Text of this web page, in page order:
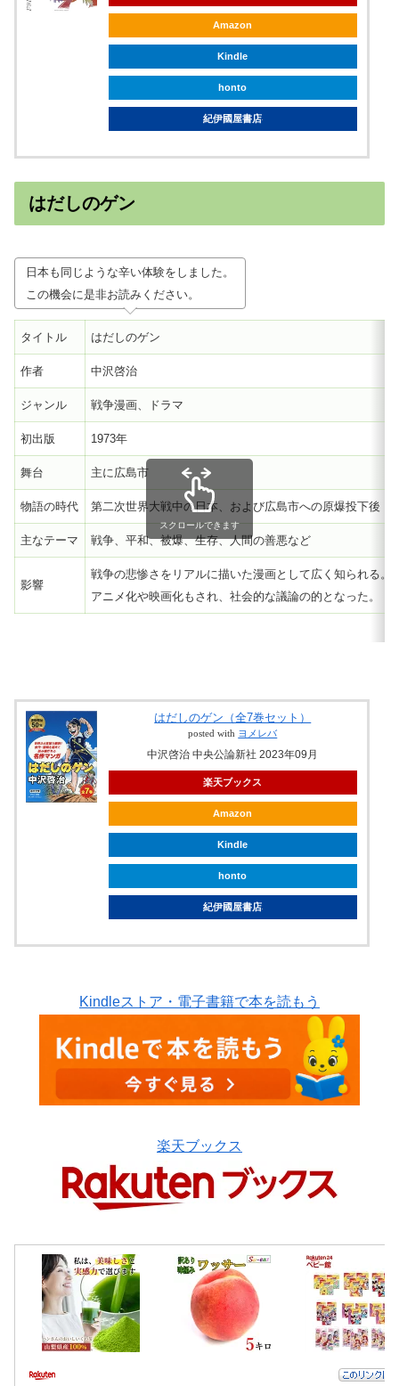
Amazon
Kindle
honto
紀伊國屋書店
はだしのゲン
日本も同じような辛い体験をしました。
この機会に是非お読みください。
タイトル はだしのゲン
作者 中沢啓治
ジャンル 戦争漫画、ドラマ
初出版 1973年
舞台 主に広島市
物語の時代 第二次世界大戦中の日本、および広島市への原爆投下後
主なテーマ 戦争、平和、被爆、生存、人間の善悪など
影響
戦争の悲惨さをリアルに描いた漫画として広く知られる。
アニメ化や映画化もされ、社会的な議論の的となった。
スクロールできます
はだしのゲン（全7巻セット）
posted with ヨメレバ
中沢啓治 中央公論新社 2023年09月
楽天ブックス
Amazon
Kindle
honto
紀伊國屋書店
Kindleストア・電子書籍で本を読もう
楽天ブックス